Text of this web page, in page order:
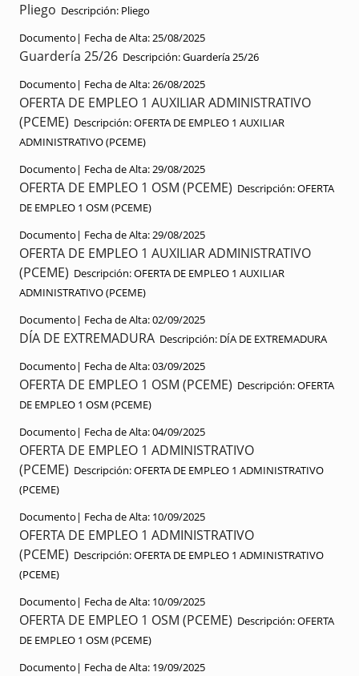
Pliego Descripción: Pliego
Documento| Fecha de Alta:25/08/2025
Guardería 25/26 Descripción:Guardería 25/26
Documento| Fecha de Alta:26/08/2025
OFERTA DE EMPLEO 1 AUXILIAR ADMINISTRATIVO
(PCEME) Descripción:OFERTA DE EMPLEO 1 AUXILIAR
ADMINISTRATIVO (PCEME)
Documento| Fecha de Alta:29/08/2025
OFERTA DE EMPLEO 1 OSM (PCEME) Descripción:OFERTA
DE EMPLEO 1 OSM (PCEME)
Documento| Fecha de Alta:29/08/2025
OFERTA DE EMPLEO 1 AUXILIAR ADMINISTRATIVO
(PCEME) Descripción:OFERTA DE EMPLEO 1 AUXILIAR
ADMINISTRATIVO (PCEME)
Documento| Fecha de Alta:02/09/2025
DÍA DE EXTREMADURA Descripción: DÍA DE EXTREMADURA
Documento| Fecha de Alta:03/09/2025
OFERTA DE EMPLEO 1 OSM (PCEME) Descripción:OFERTA
DE EMPLEO 1 OSM (PCEME)
Documento| Fecha de Alta:04/09/2025
OFERTA DE EMPLEO 1 ADMINISTRATIVO
(PCEME) Descripción:OFERTA DE EMPLEO 1 ADMINISTRATIVO
(PCEME)
Documento| Fecha de Alta: 10/09/2025
OFERTA DE EMPLEO 1 ADMINISTRATIVO
(PCEME) Descripción:OFERTA DE EMPLEO 1 ADMINISTRATIVO
(PCEME)
Documento| Fecha de Alta: 10/09/2025
OFERTA DE EMPLEO 1 OSM (PCEME) Descripción:OFERTA
DE EMPLEO 1 OSM (PCEME)
Documento| Fecha de Alta: 19/09/2025